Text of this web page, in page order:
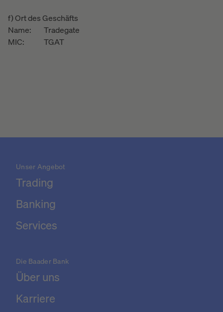
f) Ort des Geschäfts
Name:
Tradegate
MIC:
TGAT
Unser Angebot
Trading
Banking
Services
Die Baader Bank
Über uns
Karriere